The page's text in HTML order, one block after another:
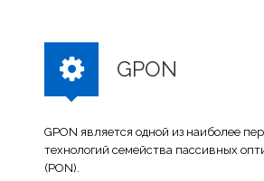
GPON
GPON является одной из наиболее
технологий семейства пассивных
(PON).